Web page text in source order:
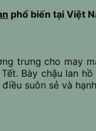
phổ biến tại Việt
trưng cho may
Bày chậu lan
suôn sẻ và